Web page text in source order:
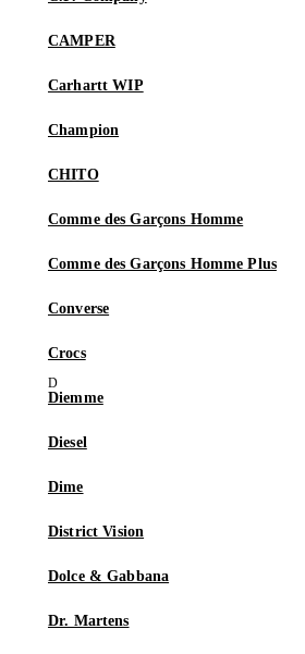
CAMPER
Carhartt WIP
Champion
CHITO
Comme des Garçons Homme
Comme des Garçons Homme Plus
Converse
Crocs
Diemme
Diesel
Dime
District Vision
Dolce & Gabbana
Dr. Martens